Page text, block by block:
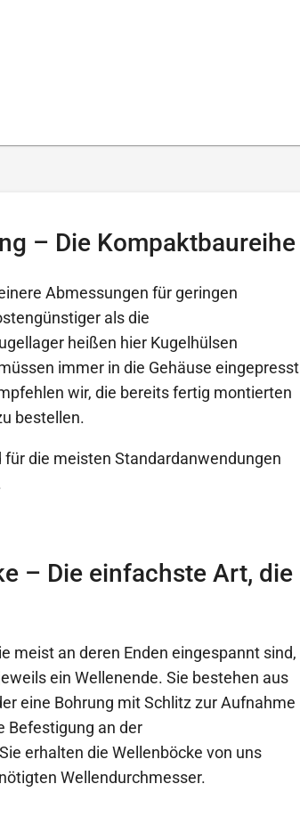
– Die Kompaktbaureihe
Abmessungen für geringen
als die
heißen hier Kugelhülsen
immer in die Gehäuse eingepresst
wir, die bereits fertig montierten
bestellen.
die meisten Standardanwendungen
– Die einfachste Art, die
meist an deren Enden eingespannt sind,
ein Wellenende. Sie bestehen aus
eine Bohrung mit Schlitz zur Aufnahme
Befestigung an der
erhalten die Wellenböcke von uns
Wellendurchmesser.